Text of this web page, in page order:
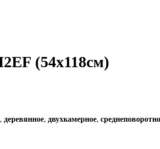
(54x118см)
, деревянное, двухкамерное,